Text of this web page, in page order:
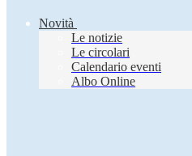
Novità
Le notizie
Le circolari
Calendario eventi
Albo Online